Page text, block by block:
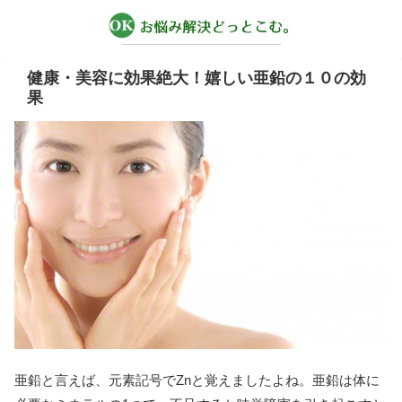
健康・美容に効果絶大！嬉しい亜鉛の１０の効
果
亜鉛と言えば、元素記号でZnと覚えましたよね。亜鉛は体に